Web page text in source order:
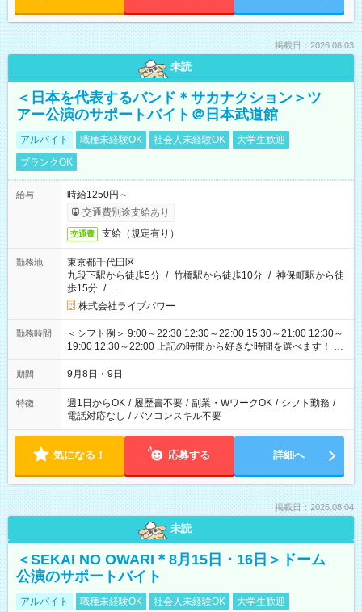
掲載日：2026.08.03
未読
＜日本を代表するバンド＊サカナクション＞ツ
アー公演のサポートバイト＠日本武道館
アルバイト 職種未経験OK 社会人未経験OK
大学生歓迎
ブランクOK
給与
時給1250円～
交通費別途支給あり
交通費 支給（規定有り）
勤務地
東京都千代田区
九段下駅から徒歩5分 / 竹橋駅から徒歩10分 / 神保町駅から徒
歩15分 / …
株式会社ライブパワー
勤務時間
＜シフト例＞ 9:00～22:30 12:30～22:00 15:30～21:00 12:30～
19:00 12:30～22:00 上記の時間から好きな時間を選べます！ ※
時間は変更となる可能性があります
期間 9月8日・9日
特徴 週1日からOK / 履歴書不要 / 副業・WワークOK / シフト勤務 /
電話対応なし / パソコンスキル不要
気になる！ 応募する 詳細へ
掲載日：2026.08.04
未読
＜SEKAI NO OWARI＊8月15日・16日＞ドーム
公演のサポートバイト
アルバイト 職種未経験OK 社会人未経験OK 大学生歓迎